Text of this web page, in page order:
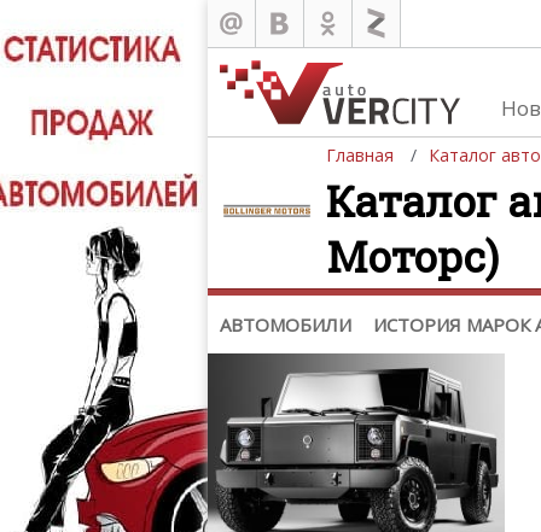
Главная Каталог
Каталог
Моторс)
АВТОМОБИЛИ ИСТОРИЯ МАРОК
Каталог
Автомобили
История марок автомобилей